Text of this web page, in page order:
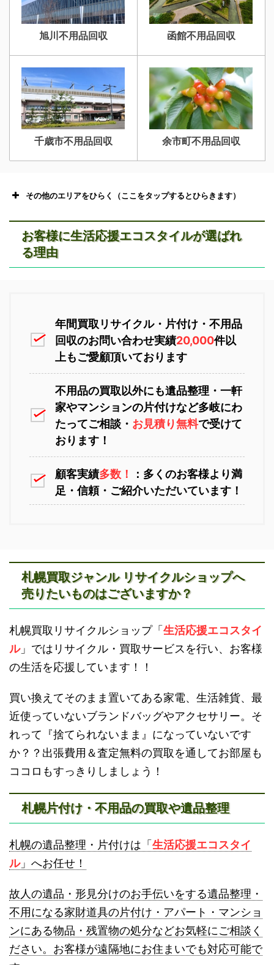
旭川不用品回収 函館不用品回収
千歳市不用品回収 余市町不用品回収
その他のエリアをひらく（ここをタップするとひらきます）
苫小牧不用品回収 室蘭不用品回収
砂川不用品回収 帯広・十勝不用品回収
名寄市不用品回収 士別市不用品回収
お客様に生活応援エコスタイルが選ばれ
る理由
年間買取リサイクル・片付け・不用品
回収のお問い合わせ実績20,000件以
上もご愛顧頂いております
不用品の買取以外にも遺品整理・一軒
家やマンションの片付けなど多岐にわ
たってご相談・ お見積り無料で受けて
おります！
顧客実績多数！
：多くのお客様より満
足・信頼・ご紹介いただいています！
札幌買取ジャンル リサイクルショップへ
売りたいものはございますか？
札幌買取リサイクルショップ「生活応援エコスタイ
ル」ではリサイクル・買取サービスを行い、お客様
の生活を応援しています！！
買い換えてそのまま置いてある家電、生活雑貨、最
近使っていないブランドバッグやアクセサリー。そ
れって『捨てられないまま』になっていないです
か？？出張費用＆査定無料の買取を通してお部屋も
ココロもすっきりしましょう！
札幌片付け・不用品の買取や遺品整理
札幌の遺品整理・片付けは「生活応援エコスタイ
ル」へお任せ！
故人の遺品・形見分けのお手伝いをする遺品整理・
不用になる家財道具の片付け・アパート・マンショ
ンにある物品・残置物の処分などお気軽にご相談く
ださい。お客様が遠隔地にお住まいでも対応可能で